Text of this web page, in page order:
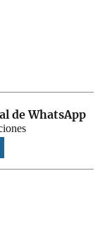
de WhatsApp